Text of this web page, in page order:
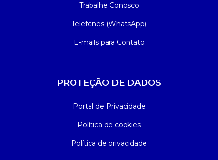
Trabalhe Conosco
Telefones (WhatsApp)
E-mails para Contato
PROTEÇÃO DE DADOS
Portal de Privacidade
Política de cookies
Política de privacidade